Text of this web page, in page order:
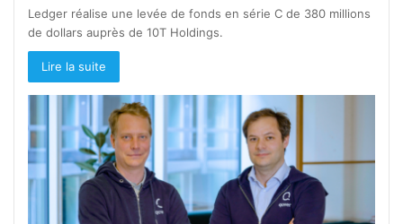
Ledger réalise une levée de fonds en série C de 380 millions
de dollars auprès de 10T Holdings.
Lire la suite